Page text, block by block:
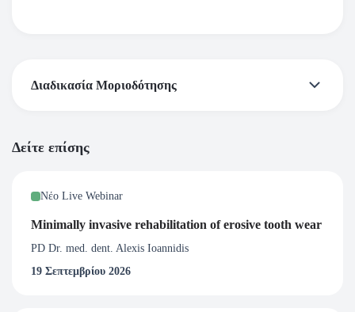
Διαδικασία Μοριοδότησης
Ινστιτούτο Μέριμνα λαμβάνεται μέσω ηλεκτρονικού ταχυδρομείου
κατά το μέγιστο μέχρι 15 ημέρες μετά την ολοκλήρωση του online
Δείτε επίσης
Νέο Live Webinar
Minimally invasive rehabilitation of erosive tooth wear
PD Dr. med. dent. Alexis Ioannidis
19 Σεπτεμβρίου 2026